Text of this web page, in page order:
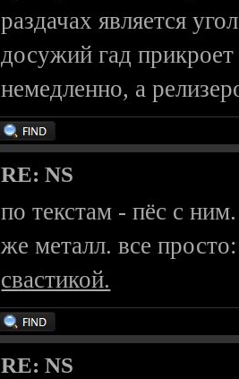
раздачах является
досужий гад
немедленно, а
RE: NS
по текстам - пёс с
же металл. все
свастикой.
RE: NS